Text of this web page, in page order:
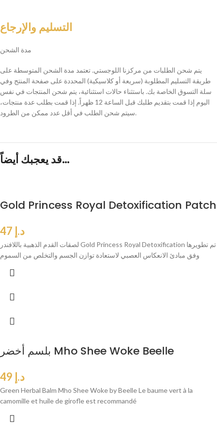
التسليم والإرجاع
مدة الشحن
يتم شحن الطلبات من مركزنا اللوجستي. تعتمد مدة الشحن المتوسطة على
طريقة التسليم المطلوبة (سريعة أو كلاسيكية) المحددة على صفحة المنتج وفي
سلة التسوق الخاصة بك. باستثناء حالات استثنائية، يتم شحن المنتجات في نفس
اليوم إذا قمت بتقديم طلبك قبل الساعة 12 ظهراً. إذا قمت بطلب عدة منتجات،
سيتم شحن الطلب في أقل عدد ممكن من الطرود.
قد يعجبك أيضاً…
Gold Princess Royal Detoxification Patch
د.إ
لصقات القدم الذهبية باللافندر Gold Princess Royal Detoxification تم تطويرها
وفق مبادئ الانعكاس العصبي لاستعادة توازن الجسم والتخلص من السموم
بلسم أخضر Mho Shee Woke Beelle
د.إ
Green Herbal Balm Mho Shee Woke by Beelle Le baume vert à la
camomille et huile de girofle est recommandé